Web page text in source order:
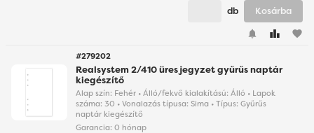
favorite
db Kosárba
#279202
Realsystem 2/410 üres jegyzet gyűrűs naptár
kiegészítő
Alap szín: Fehér • Álló/fekvő kialakítású: Álló • Lapok
száma: 30 • Vonalazás típusa: Sima • Típus: Gyűrűs
naptár kiegészítő
Garancia: 0 hónap